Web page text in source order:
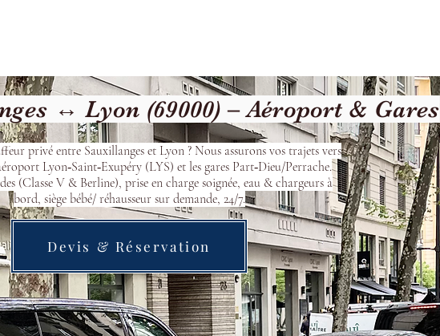
↔ Lyon (69000) – Aéroport & Gares
privé entre Sauxillanges et Lyon ? Nous assurons vos trajets vers
Lyon‑Saint‑Exupéry (LYS) et les gares Part‑Dieu/Perrache.
(Classe V & Berline), prise en charge soignée, eau & chargeurs à
bord, siège bébé/ réhausseur sur demande, 24/7.
Devis & Réservation